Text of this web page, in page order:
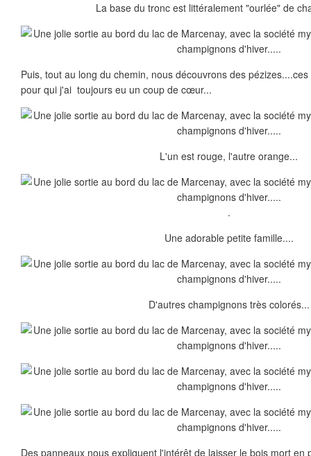
La base du tronc est littéralement "ourlée" de
Puis, tout au long du chemin, nous découvrons des
pour qui j'ai toujours eu un coup de cœur...
L'un est rouge, l'autre orange...
.
Une adorable petite famille....
D'autres champignons très colorés...
Des panneaux nous expliquent l'intérêt de laisser le bois mort en